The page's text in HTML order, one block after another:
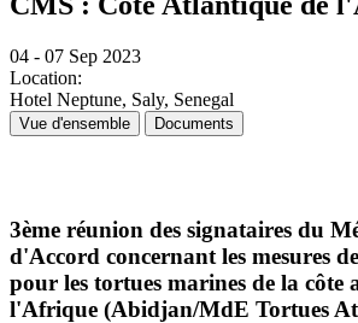
04 - 07 Sep 2023
Location:
Hotel Neptune, Saly, Senegal
Vue d'ensemble Documents
3ème réunion des signataires du
d'Accord concernant les mesures
pour les tortues marines de la côte
l'Afrique (Abidjan/MdE Tortues